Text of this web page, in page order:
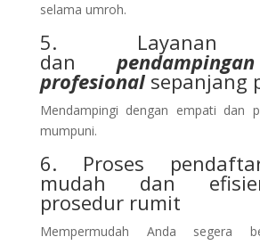
selama umroh.
5. Layanan
dan
profesionalsepanjang
Mendampingi dengan empati dan
mumpuni.
6. Proses
mudah dan
prosedur rumit
Mempermudah Anda segera